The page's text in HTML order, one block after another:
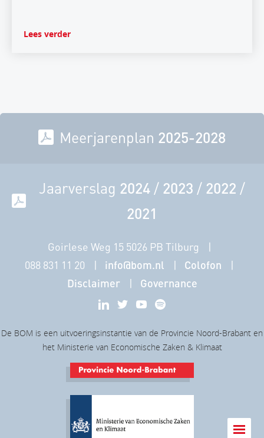
Lees verder
Meerjarenplan 2025-2028
Jaarverslag 2024/ 2023 / 2022 /
2021
Goirlese Weg 15 5026 PB Tilburg
088 831 11 20
info@bom.nl
Colofon
Disclaimer
Governance
De BOM is een uitvoeringsinstantie van de Provincie Noord-Brabant en
het Ministerie van Economische Zaken & Klimaat